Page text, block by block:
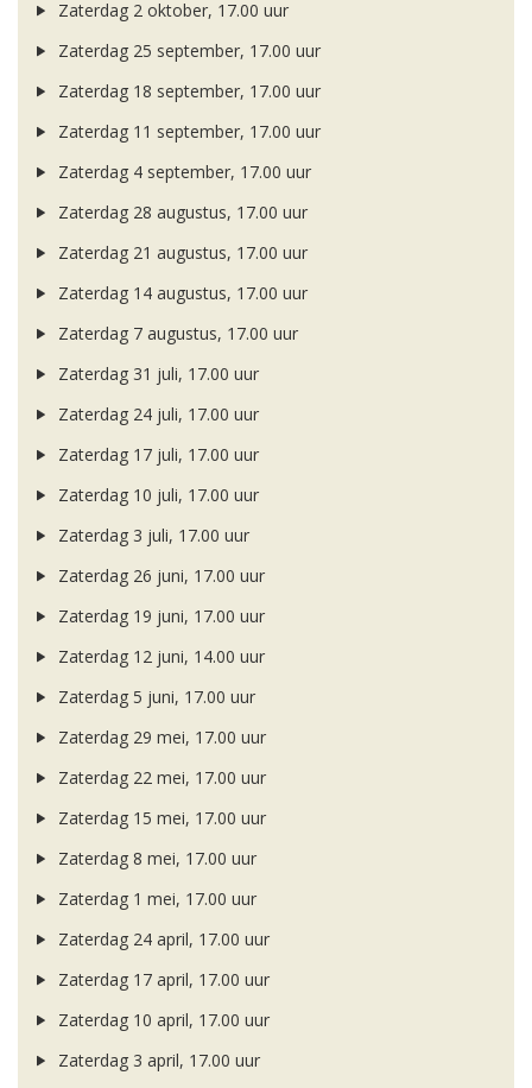
Zaterdag 2 oktober, 17.00 uur
Zaterdag 25 september, 17.00 uur
Zaterdag 18 september, 17.00 uur
Zaterdag 11 september, 17.00 uur
Zaterdag 4 september, 17.00 uur
Zaterdag 28 augustus, 17.00 uur
Zaterdag 21 augustus, 17.00 uur
Zaterdag 14 augustus, 17.00 uur
Zaterdag 7 augustus, 17.00 uur
Zaterdag 31 juli, 17.00 uur
Zaterdag 24 juli, 17.00 uur
Zaterdag 17 juli, 17.00 uur
Zaterdag 10 juli, 17.00 uur
Zaterdag 3 juli, 17.00 uur
Zaterdag 26 juni, 17.00 uur
Zaterdag 19 juni, 17.00 uur
Zaterdag 12 juni, 14.00 uur
Zaterdag 5 juni, 17.00 uur
Zaterdag 29 mei, 17.00 uur
Zaterdag 22 mei, 17.00 uur
Zaterdag 15 mei, 17.00 uur
Zaterdag 8 mei, 17.00 uur
Zaterdag 1 mei, 17.00 uur
Zaterdag 24 april, 17.00 uur
Zaterdag 17 april, 17.00 uur
Zaterdag 10 april, 17.00 uur
Zaterdag 3 april, 17.00 uur